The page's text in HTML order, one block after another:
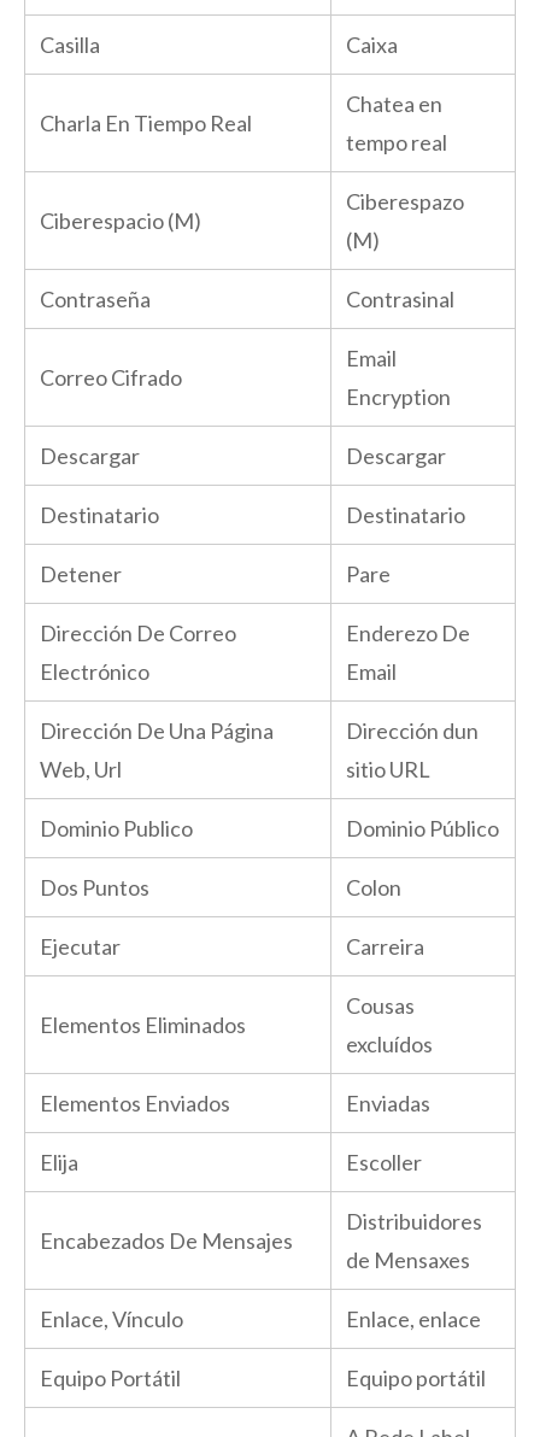
Casilla Caixa
Charla En Tiempo Real
Chatea en
tempo real
Ciberespacio (M)
Ciberespazo
(M)
Contraseña Contrasinal
Correo Cifrado
Email
Encryption
Descargar Descargar
Destinatario Destinatario
Detener Pare
Dirección De Correo
Electrónico
Enderezo De
Email
Dirección De Una Página
Web, Url
Dirección dun
sitio URL
Dominio Publico Dominio Público
Dos Puntos Colon
Ejecutar Carreira
Elementos Eliminados
Cousas
excluídos
Elementos Enviados Enviadas
Elija Escoller
Encabezados De Mensajes
Distribuidores
de Mensaxes
Enlace, Vínculo Enlace, enlace
Equipo Portátil Equipo portátil